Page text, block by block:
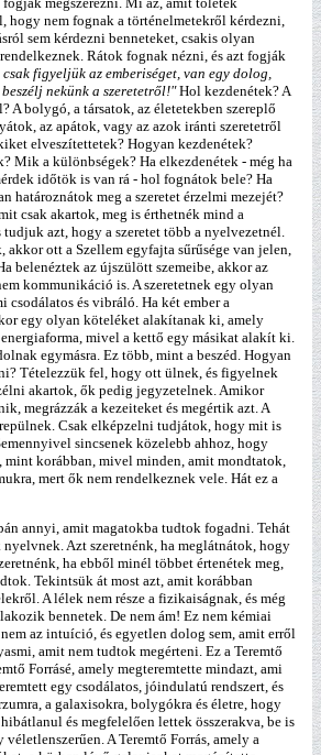
hogy nem fognak a történelmetekről kérdezni,
sem kérdezni benneteket, csakis olyan
Rátok fognak nézni, és azt fogják
figyeljük az emberiséget, van egy dolog,
nekünk a szeretetről!"Hol kezdenétek? A
A bolygó, a társatok, az életetekben szereplő
az apátok, vagy az azok iránti szeretetről
elveszítettetek? Hogyan kezdenétek?
Mik a különbségek? Ha elkezdenétek - még ha
időtök is van rá - hol fognátok bele? Ha
határoznátok meg a szeretet érzelmi mezejét?
csak akartok, meg is érthetnék mind a
tudjuk azt, hogy a szeretet több a nyelvezetnél.
akkor ott a Szellem egyfajta sűrűsége van jelen,
belenéztek az újszülött szemeibe, akkor az
kommunikáció is. A szeretetnek egy olyan
csodálatos és vibráló. Ha két ember a
egy olyan köteléket alakítanak ki, amely
mivel a kettő egy másikat alakít ki.
egymásra. Ez több, mint a beszéd. Hogyan
Tételezzük fel, hogy ott ülnek, és figyelnek
akartok, ők pedig jegyzetelnek. Amikor
megrázzák a kezeiteket és megértik azt. A
Csak elképzelni tudjátok, hogy mit is
sincsenek közelebb ahhoz, hogy
mint korábban, mivel minden, amit mondtatok,
mert ők nem rendelkeznek vele. Hát ez a
annyi, amit magatokba tudtok fogadni. Tehát
Azt szeretnénk, ha meglátnátok, hogy
ha ebből minél többet értenétek meg,
Tekintsük át most azt, amit korábban
A lélek nem része a fizikaiságnak, és még
bennetek. De nem ám! Ez nem kémiai
az intuíció, és egyetlen dolog sem, amit erről
amit nem tudtok megérteni. Ez a Teremtő
Forrásé, amely megteremtette mindazt, ami
egy csodálatos, jóindulatú rendszert, és
a galaxisokra, bolygókra és életre, hogy
és megfelelően lettek összerakva, be is
véletlenszerűen. A Teremtő Forrás, amely a